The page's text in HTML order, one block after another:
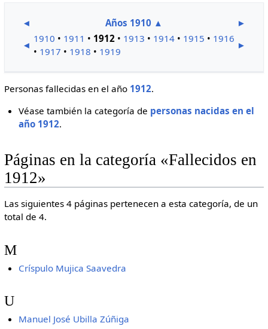
◄ Años 1910 ▲
►
◄
1910 • 1911 • 1912 • 1913 • 1914 • 1915 • 1916
• 1917 • 1918 • 1919
►
Personas fallecidas en el año 1912.
Véase también la categoría de personas nacidas en el
año 1912.
Páginas en la categoría «Fallecidos en
1912»
Las siguientes 4 páginas pertenecen a esta categoría, de un
total de 4.
M
Críspulo Mujica Saavedra
U
Manuel José Ubilla Zúñiga